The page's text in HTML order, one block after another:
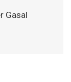
Gasal